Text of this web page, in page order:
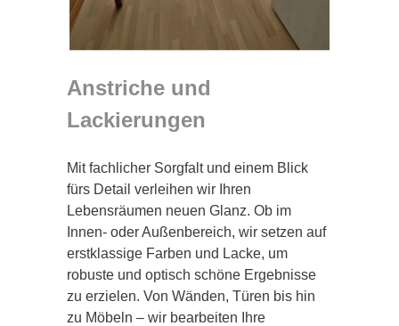
Anstriche und
Lackierungen
Mit fachlicher Sorgfalt und einem Blick
fürs Detail verleihen wir Ihren
Lebensräumen neuen Glanz. Ob im
Innen- oder Außenbereich, wir setzen auf
erstklassige Farben und Lacke, um
robuste und optisch schöne Ergebnisse
zu erzielen. Von Wänden, Türen bis hin
zu Möbeln – wir bearbeiten Ihre